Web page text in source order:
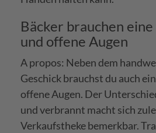
Bäcker brauchen
und offene Augen
A propos: Neben dem
Geschick brauchst du auch
offene Augen. Der
und verbrannt macht sich
Verkaufstheke bemerkbar.